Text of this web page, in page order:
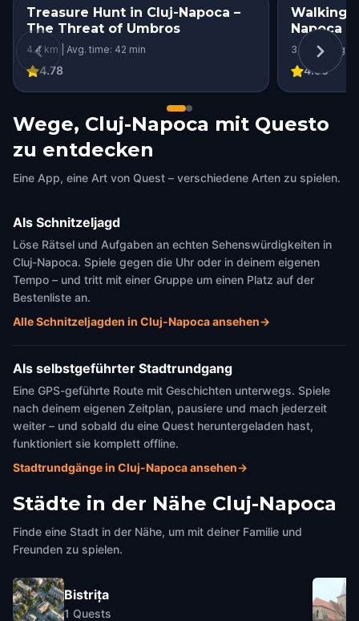
Treasure Hunt in Cluj-Napoca –
The Threat of Umbros
4.4 km | Avg. time: 42 min
4.78
Walking
Napoca
3.1 km | Avg.
4.55
Wege, Cluj-Napoca mit Questo
zu entdecken
Eine App, eine Art von Quest – verschiedene Arten zu spielen.
Als Schnitzeljagd
Löse Rätsel und Aufgaben an echten Sehenswürdigkeiten in
Cluj-Napoca. Spiele gegen die Uhr oder in deinem eigenen
Tempo – und tritt mit einer Gruppe um einen Platz auf der
Bestenliste an.
Alle Schnitzeljagden in Cluj-Napoca ansehen→
Als selbstgeführter Stadtrundgang
Eine GPS-geführte Route mit Geschichten unterwegs. Spiele
nach deinem eigenen Zeitplan, pausiere und mach jederzeit
weiter – und sobald du eine Quest heruntergeladen hast,
funktioniert sie komplett offline.
Stadtrundgänge in Cluj-Napoca ansehen→
Städte in der Nähe Cluj-Napoca
Finde eine Stadt in der Nähe, um mit deiner Familie und
Freunden zu spielen.
Bistrița
1 Quests